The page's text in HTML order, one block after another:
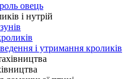
овець
і нутрій
і утримання кроликів